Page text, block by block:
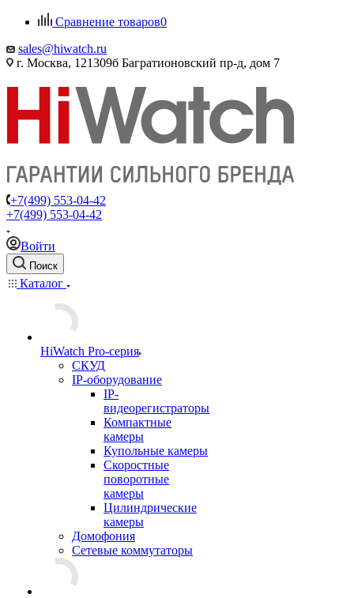
Сравнение товаров0
sales@hiwatch.ru
г. Москва, 121309б Багратионовский пр-д, дом 7
+7(499) 553-04-42
+7(499) 553-04-42
Войти
Поиск
Каталог
HiWatch Pro-серия
CКУД
IP-оборудование
IP-
видеорегистраторы
Компактные
камеры
Купольные камеры
Скоростные
поворотные
камеры
Цилиндрические
камеры
Домофония
Сетевые коммутаторы